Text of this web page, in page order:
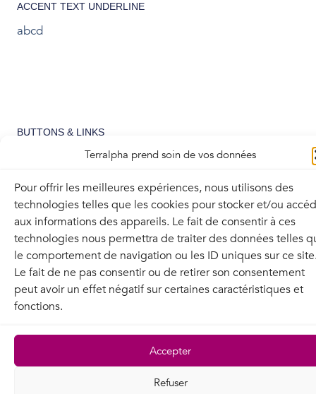
Terralpha prend soin de vos données
Pour offrir les meilleures expériences, nous utilisons des
technologies telles que les cookies pour stocker et/ou
aux informations des appareils. Le fait de consentir à ces
technologies nous permettra de traiter des données telles
le comportement de navigation ou les ID uniques sur ce
Le fait de ne pas consentir ou de retirer son consentement
peut avoir un effet négatif sur certaines caractéristiques et
fonctions.
Accepter
Refuser
ACCENT TEXT UNDERLINE
abcd
BUTTONS & LINKS
Buttons and links inherit their style from Global Fonts and Colors settings
Main CTA button
Underline Accent
This is